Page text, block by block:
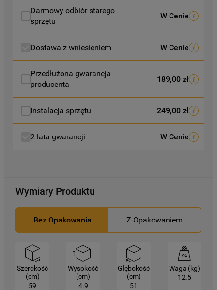
Darmowy odbiór starego
sprzętu
W Cenie
Dostawa z wniesieniem W Cenie
Przedłużona gwarancja
producenta
189,00 zł
Instalacja sprzętu 249,00 zł
2 lata gwarancji W Cenie
Wymiary Produktu
Bez Opakowania Z Opakowaniem
Szerokość
(cm)
59
Wysokość
(cm)
4.9
Głębokość
(cm)
51
Waga (kg)
12.5
Polityce Cookies . Informacje na temat
przetwarzania danych osobowych
zbieranych za pośrednictwem plików
cookie dostępne są w naszej
Polityce
prywatności.
Klikając przycisk
WSZYSTKIE PLIKI COOKIES", wyrażają
Państwo zgodę na instalację wszystkich
podmiotom trzecim w wyżej wymienionych
mogą Państwo samodzielnie zarządzać
Kliknięcie przycisku
„TYLKO NIEZBĘDNE"
spowoduje zachowanie ustawień
domyślnych, co oznacza, że używane będą
wyłącznie techniczne pliki cookie,
niezbędne do działania strony.